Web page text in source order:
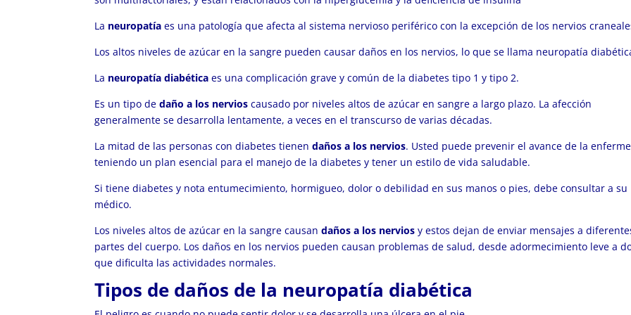
La neuropatía es una patología que afecta al sistema nervioso periférico con la excepción de los nervios
Los altos niveles de azúcar en la sangre pueden causar daños en los nervios, lo que se llama neuropatía
La neuropatía diabética es una complicación grave y común de la diabetes tipo 1 y tipo 2.
Es un tipo dedaño a los nervios causado por niveles altos de azúcar en sangre a largo plazo. La afección
generalmente se desarrolla lentamente, a veces en el transcurso de varias décadas.
La mitad de las personas con diabetes tienendaños a los nervios. Usted puede prevenir el avance de la
teniendo un plan esencial para el manejo de la diabetes y tener un estilo de vida saludable.
Si tiene diabetes y nota entumecimiento, hormigueo, dolor o debilidad en sus manos o pies, debe consultar a su
médico.
Los niveles altos de azúcar en la sangre causandaños a los nervios y estos dejan de enviar mensajes a
partes del cuerpo. Los daños en los nervios pueden causan problemas de salud, desde adormecimiento leve a
que dificulta las actividades normales.
Tipos de daños de la neuropatía diabética